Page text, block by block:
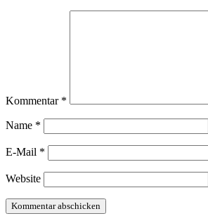
Kommentar *
Name *
E-Mail *
Website